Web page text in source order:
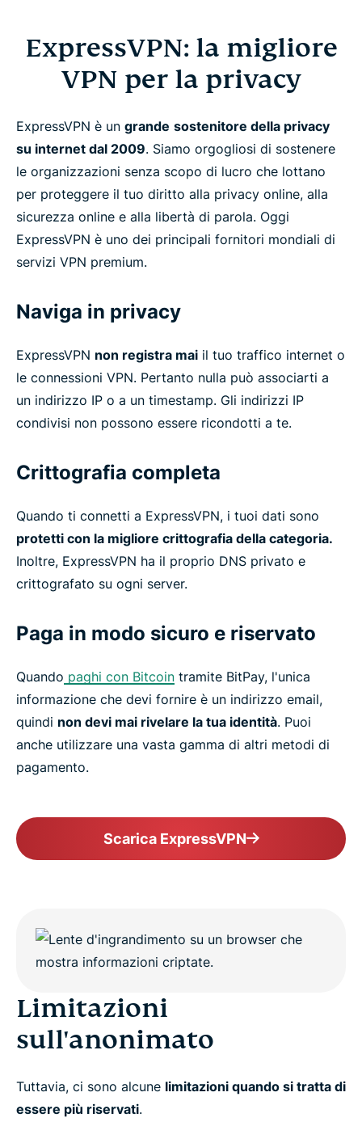
ExpressVPN: la migliore
VPN per la privacy
ExpressVPN è un grande sostenitore della privacy
su internet dal 2009. Siamo orgogliosi di sostenere
le organizzazioni senza scopo di lucro che lottano
per proteggere il tuo diritto alla privacy online, alla
sicurezza online e alla libertà di parola. Oggi
ExpressVPN è uno dei principali fornitori mondiali di
servizi VPN premium.
Naviga in privacy
ExpressVPN non registra mai il tuo traffico internet o
le connessioni VPN. Pertanto nulla può associarti a
un indirizzo IP o a un timestamp. Gli indirizzi IP
condivisi non possono essere ricondotti a te.
Crittografia completa
Quando ti connetti a ExpressVPN, i tuoi dati sono
protetti con la migliore crittografia della categoria.
Inoltre, ExpressVPN ha il proprio DNS privato e
crittografato su ogni server.
Paga in modo sicuro e riservato
Quando paghi con Bitcoin tramite BitPay, l'unica
informazione che devi fornire è un indirizzo email,
quindi non devi mai rivelare la tua identità. Puoi
anche utilizzare una vasta gamma di altri metodi di
pagamento.
Scarica ExpressVPN
Limitazioni
sull'anonimato
Tuttavia, ci sono alcune limitazioni quando si tratta di
essere più riservati.